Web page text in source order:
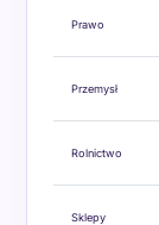
Prawo
Przemysł
Rolnictwo
Sklepy